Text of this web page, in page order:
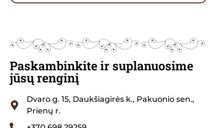
Paskambinkite ir suplanuosime
jūsų renginį
Dvaro g. 15, Daukšiagirės k., Pakuonio sen.,
Prienų r.